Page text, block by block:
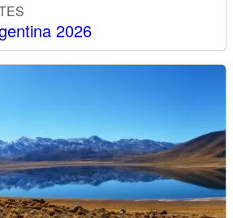
2026